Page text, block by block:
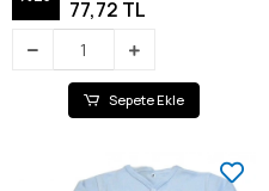
77,72 TL
Sepete Ekle